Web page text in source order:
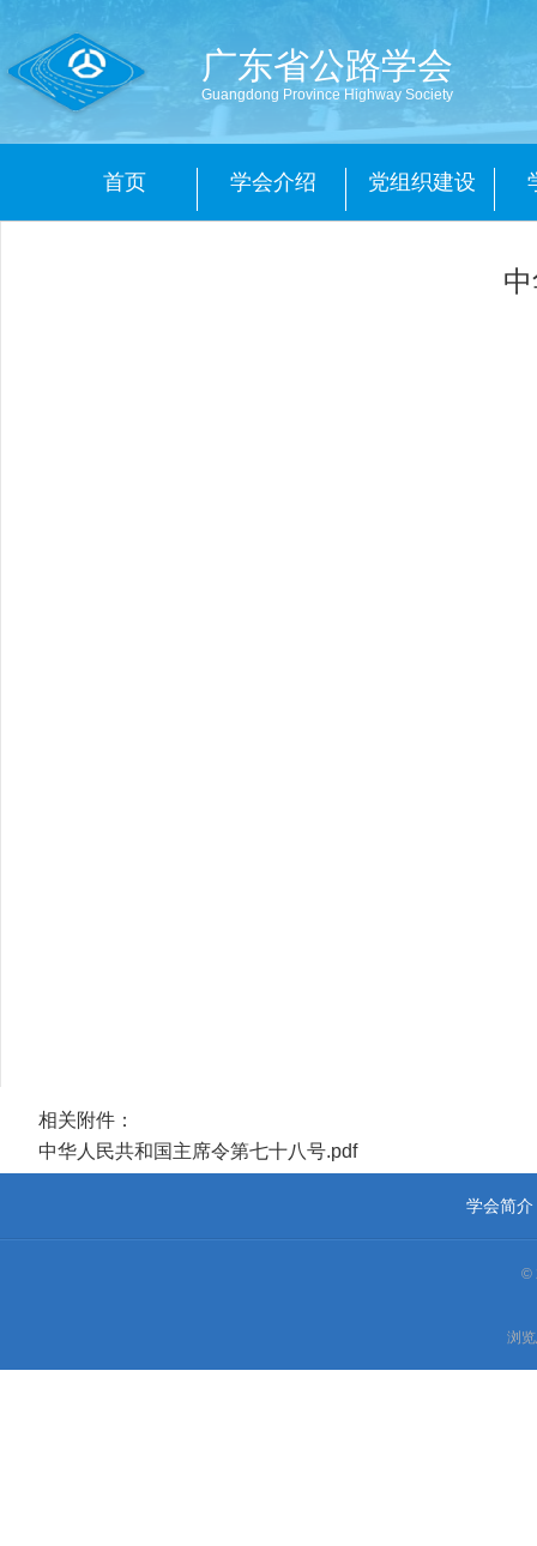
广东省公路学会
Guangdong Province Highway Society
首页 学会介绍 党组织建设
相关附件：
中华人民共和国主席令第七十八号.pdf
学会简介
©
浏